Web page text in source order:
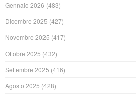
Gennaio 2026 (483)
Dicembre 2025 (427)
Novembre 2025 (417)
Ottobre 2025 (432)
Settembre 2025 (416)
Agosto 2025 (428)